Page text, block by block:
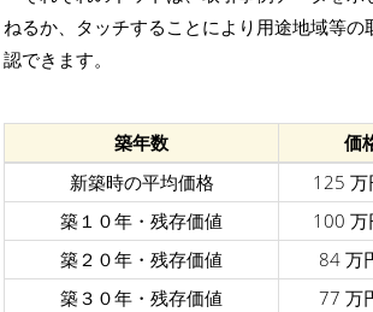
ねるか、タッチすることにより用途地域等の
認できます。
築年数 価
新築時の平均価格
125 万
築１０年・残存価値
100 万
築２０年・残存価値
84 万
築３０年・残存価値
77 万